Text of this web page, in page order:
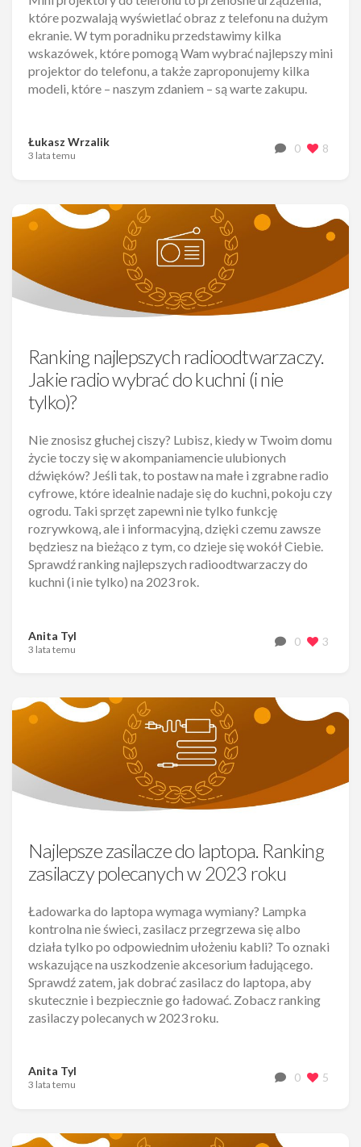
które pozwalają wyświetlać obraz z telefonu na dużym
ekranie. W tym poradniku przedstawimy kilka
wskazówek, które pomogą Wam wybrać najlepszy mini
projektor do telefonu, a także zaproponujemy kilka
modeli, które – naszym zdaniem – są warte zakupu.
Łukasz Wrzalik
3 lata temu
0 8
Ranking najlepszych radioodtwarzaczy.
Jakie radio wybrać do kuchni (i nie
tylko)?
Nie znosisz głuchej ciszy? Lubisz, kiedy w Twoim domu
życie toczy się w akompaniamencie ulubionych
dźwięków? Jeśli tak, to postaw na małe i zgrabne radio
cyfrowe, które idealnie nadaje się do kuchni, pokoju czy
ogrodu. Taki sprzęt zapewni nie tylko funkcję
rozrywkową, ale i informacyjną, dzięki czemu zawsze
będziesz na bieżąco z tym, co dzieje się wokół Ciebie.
Sprawdź ranking najlepszych radioodtwarzaczy do
kuchni (i nie tylko) na 2023 rok.
Anita Tyl
3 lata temu
0 3
Najlepsze zasilacze do laptopa. Ranking
zasilaczy polecanych w 2023 roku
Ładowarka do laptopa wymaga wymiany? Lampka
kontrolna nie świeci, zasilacz przegrzewa się albo
działa tylko po odpowiednim ułożeniu kabli? To oznaki
wskazujące na uszkodzenie akcesorium ładującego.
Sprawdź zatem, jak dobrać zasilacz do laptopa, aby
skutecznie i bezpiecznie go ładować. Zobacz ranking
zasilaczy polecanych w 2023 roku.
Anita Tyl
3 lata temu
0 5